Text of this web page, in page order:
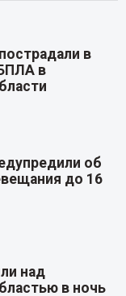
в
в
об
до 16
над
в ночь